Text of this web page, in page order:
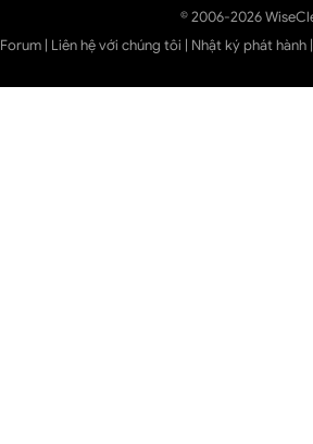
© 2006-2026
Forum | Liên hệ với chúng tôi | Nhật ký phát hành